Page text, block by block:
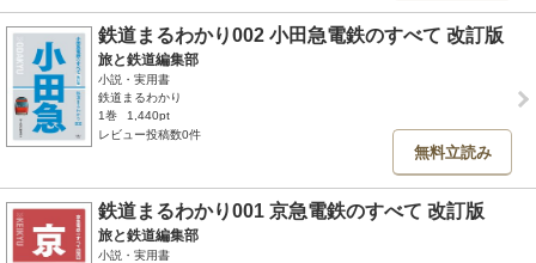
鉄道まるわかり002 小田急電鉄のすべて 改訂版
旅と鉄道編集部
小説・実用書
鉄道まるわかり
1巻
1,440pt
レビュー投稿数0件
無料立読み
鉄道まるわかり001 京急電鉄のすべて 改訂版
旅と鉄道編集部
小説・実用書